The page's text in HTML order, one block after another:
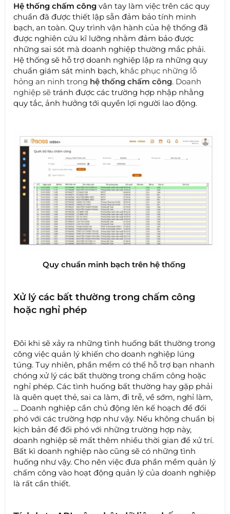
Hệ thống chấm công vân tay làm việc trên các quy
chuẩn đã được thiết lập sẵn đảm bảo tính minh
bạch, an toàn. Quy trình vận hành của hệ thống đã
được nghiên cứu kĩ lưỡng nhằm đảm bảo được
những sai sót mà doanh nghiệp thường mắc phải.
Hệ thống sẽ hỗ trợ doanh nghiệp lập ra những quy
chuẩn giám sát minh bạch, khắc phục những lỗ
hỏng an ninh trong hệ thống chấm công. Doanh
nghiệp sẽ tránh được các trường hợp nhập nhằng
quy tắc, ảnh hưởng tới quyền lợi người lao động.
Quy chuẩn minh bạch trên hệ thống
Xử lý các bất thường trong chấm công
hoặc nghỉ phép
Đôi khi sẽ xảy ra những tình huống bất thường trong
công việc quản lý khiến cho doanh nghiệp lúng
túng. Tuy nhiên, phần mềm có thể hỗ trợ bạn nhanh
chóng xử lý các bất thường trong chấm công hoặc
nghỉ phép. Các tình huống bất thường hay gặp phải
là quên quẹt thẻ, sai ca làm, đi trễ, về sớm, nghỉ làm,
… Doanh nghiệp cần chủ động lên kế hoạch để đối
phó với các trường hợp như vậy. Nếu không chuẩn bị
kịch bản để đối phó với những trường hợp này,
doanh nghiệp sẽ mất thêm nhiều thời gian để xử trí.
Bất kì doanh nghiệp nào cũng sẽ có những tình
huống như vậy. Cho nên việc đưa phần mềm quản lý
chấm công vào hoạt động quản lý của doanh nghiệp
là rất cần thiết.